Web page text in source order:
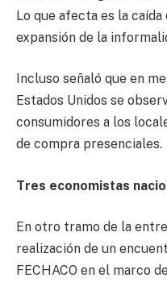
Lo que afecta es la
expansión de la
Incluso señaló que en
Estados Unidos se
consumidores a los
de compra presenciales.
Tres economistas
En otro tramo de la
realización de un
FECHACO en el marco